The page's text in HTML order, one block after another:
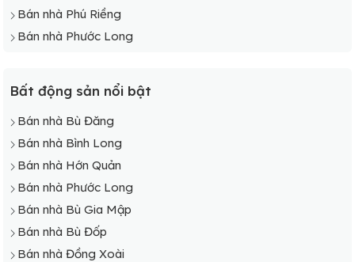
Bán nhà Phú Riềng
Bán nhà Phước Long
Bất động sản nổi bật
Bán nhà Bù Đăng
Bán nhà Bình Long
Bán nhà Hớn Quản
Bán nhà Phước Long
Bán nhà Bù Gia Mập
Bán nhà Bù Đốp
Bán nhà Đồng Xoài